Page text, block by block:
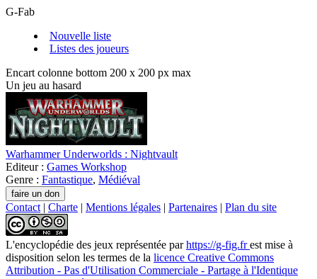
G-Fab
Nouvelle liste
Listes des joueurs
Encart colonne bottom 200 x 200 px max
Un jeu au hasard
Warhammer Underworlds : Nightvault
Editeur : Games Workshop
Genre : Fantastique, Médiéval
Contact | Charte | Mentions légales | Partenaires | Plan du site
L'encyclopédie des jeux représentée parhttps://g-fig.frest mise à
disposition selon les termes de la licence Creative Commons
Attribution - Pas d'Utilisation Commerciale - Partage à l'Identique